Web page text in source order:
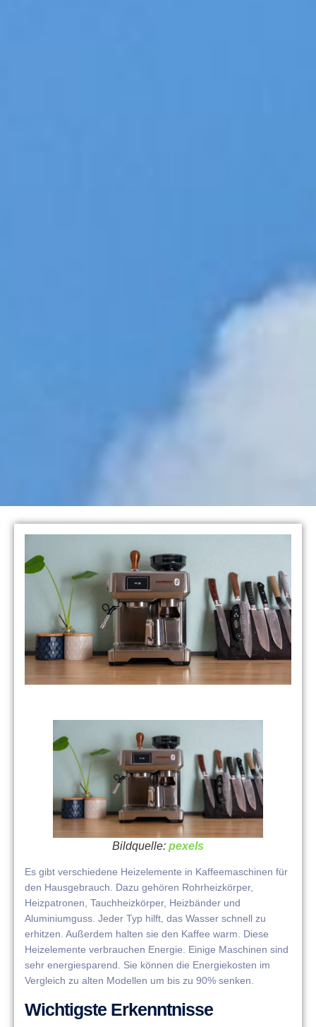
Bildquelle: pexels
Es gibt verschiedene Heizelemente in Kaffeemaschinen für
den Hausgebrauch. Dazu gehören Rohrheizkörper,
Heizpatronen, Tauchheizkörper, Heizbänder und
Aluminiumguss. Jeder Typ hilft, das Wasser schnell zu
erhitzen. Außerdem halten sie den Kaffee warm. Diese
Heizelemente verbrauchen Energie. Einige Maschinen sind
sehr energiesparend. Sie können die Energiekosten im
Vergleich zu alten Modellen um bis zu 90% senken.
Wichtigste Erkenntnisse